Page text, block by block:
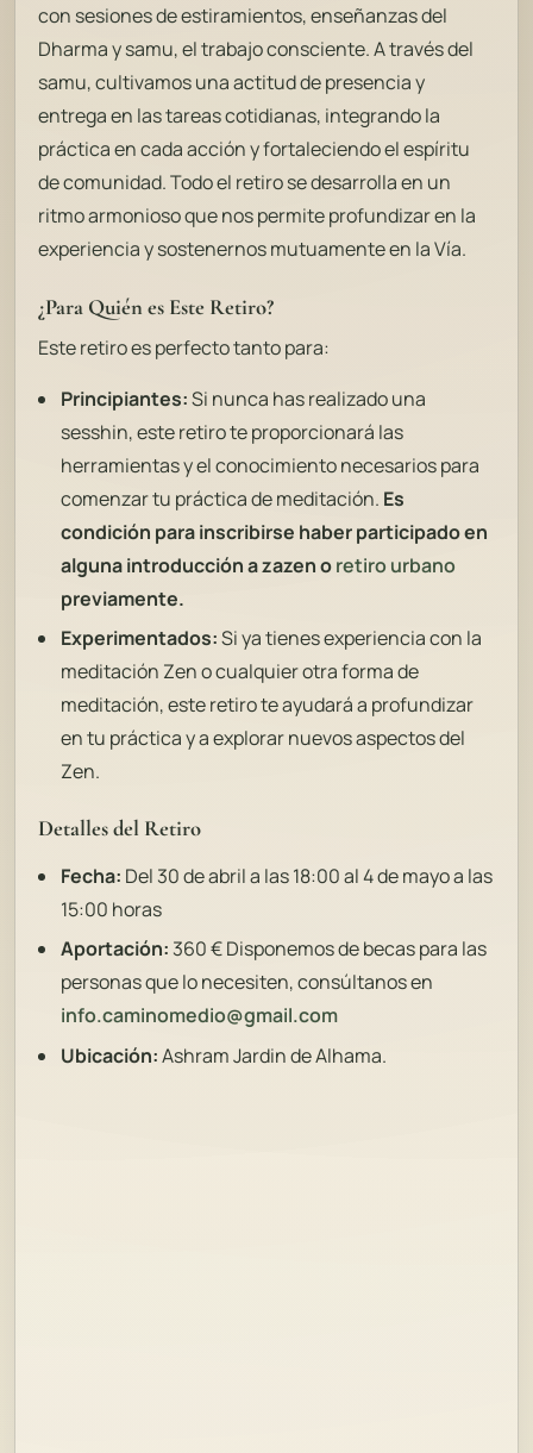
con sesiones de estiramientos, enseñanzas del
Dharma y samu, el trabajo consciente. A través del
samu, cultivamos una actitud de presencia y
entrega en las tareas cotidianas, integrando la
práctica en cada acción y fortaleciendo el espíritu
de comunidad. Todo el retiro se desarrolla en un
ritmo armonioso que nos permite profundizar en la
experiencia y sostenernos mutuamente en la Vía.
¿Para Quién es Este Retiro?
Este retiro es perfecto tanto para:
Principiantes:Si nunca has realizado una
sesshin, este retiro te proporcionará las
herramientas y el conocimiento necesarios para
comenzar tu práctica de meditación. Es
condición para inscribirse haber participado en
alguna introducción a zazen oretiro urbano
previamente.
Experimentados:Si ya tienes experiencia con la
meditación Zen o cualquier otra forma de
meditación, este retiro te ayudará a profundizar
en tu práctica y a explorar nuevos aspectos del
Zen.
Detalles del Retiro
Fecha: Del 30 de abril a las 18:00 al 4 de mayo a las
15:00 horas
Aportación: 360 € Disponemos de becas para las
personas que lo necesiten, consúltanos en
info.caminomedio@gmail.com
Ubicación:Ashram Jardin de Alhama.